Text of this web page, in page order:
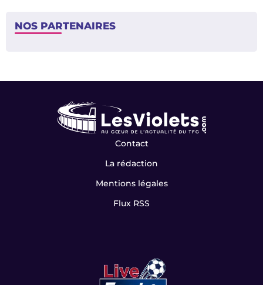
NOS PARTENAIRES
Contact
La rédaction
Mentions légales
Flux RSS